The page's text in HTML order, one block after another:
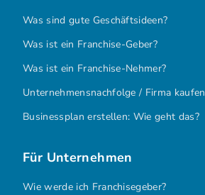
Was sind gute Geschäftsideen?
Was ist ein Franchise-Geber?
Was ist ein Franchise-Nehmer?
Unternehmensnachfolge / Firma kaufen
Businessplan erstellen: Wie geht das?
Für Unternehmen
Wie werde ich Franchisegeber?